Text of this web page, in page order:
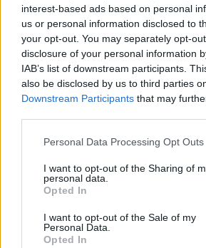
interest-based ads based on personal
us or personal information disclosed to
your opt-out. You may separately opt-
disclosure of your personal information
IAB’s list of downstream participants.
also be disclosed by us to third parties
Downstream Participants that may
Please note that this website/app uses
not limited to your visit or usage
grant or deny consent to Google and its
use your data for below specified
consent section.
Personal Data Processing Opt Outs
I want to opt-out of the Sharing of
personal data.
Opted In
I want to opt-out of the Sale of my
Personal Data.
Opted In
aderenti. Per chi sta valutando
comparare il valore dei kit inclusi
di listino per misurare il
concreto offerto da questa
Davide Ferraro
Davide Ferraro, giornalista
e commercio elettronico,
dinamiche dello shopping
marketing; collabora da
acquisto.